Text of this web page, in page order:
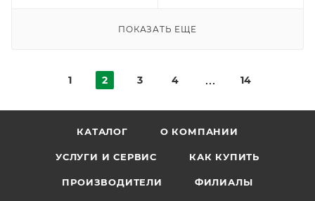
ПОКАЗАТЬ ЕЩЕ
1 2 3 4 14
КАТАЛОГ О КОМПАНИИ
УСЛУГИ И СЕРВИС КАК КУПИТЬ
ПРОИЗВОДИТЕЛИ ФИЛИАЛЫ